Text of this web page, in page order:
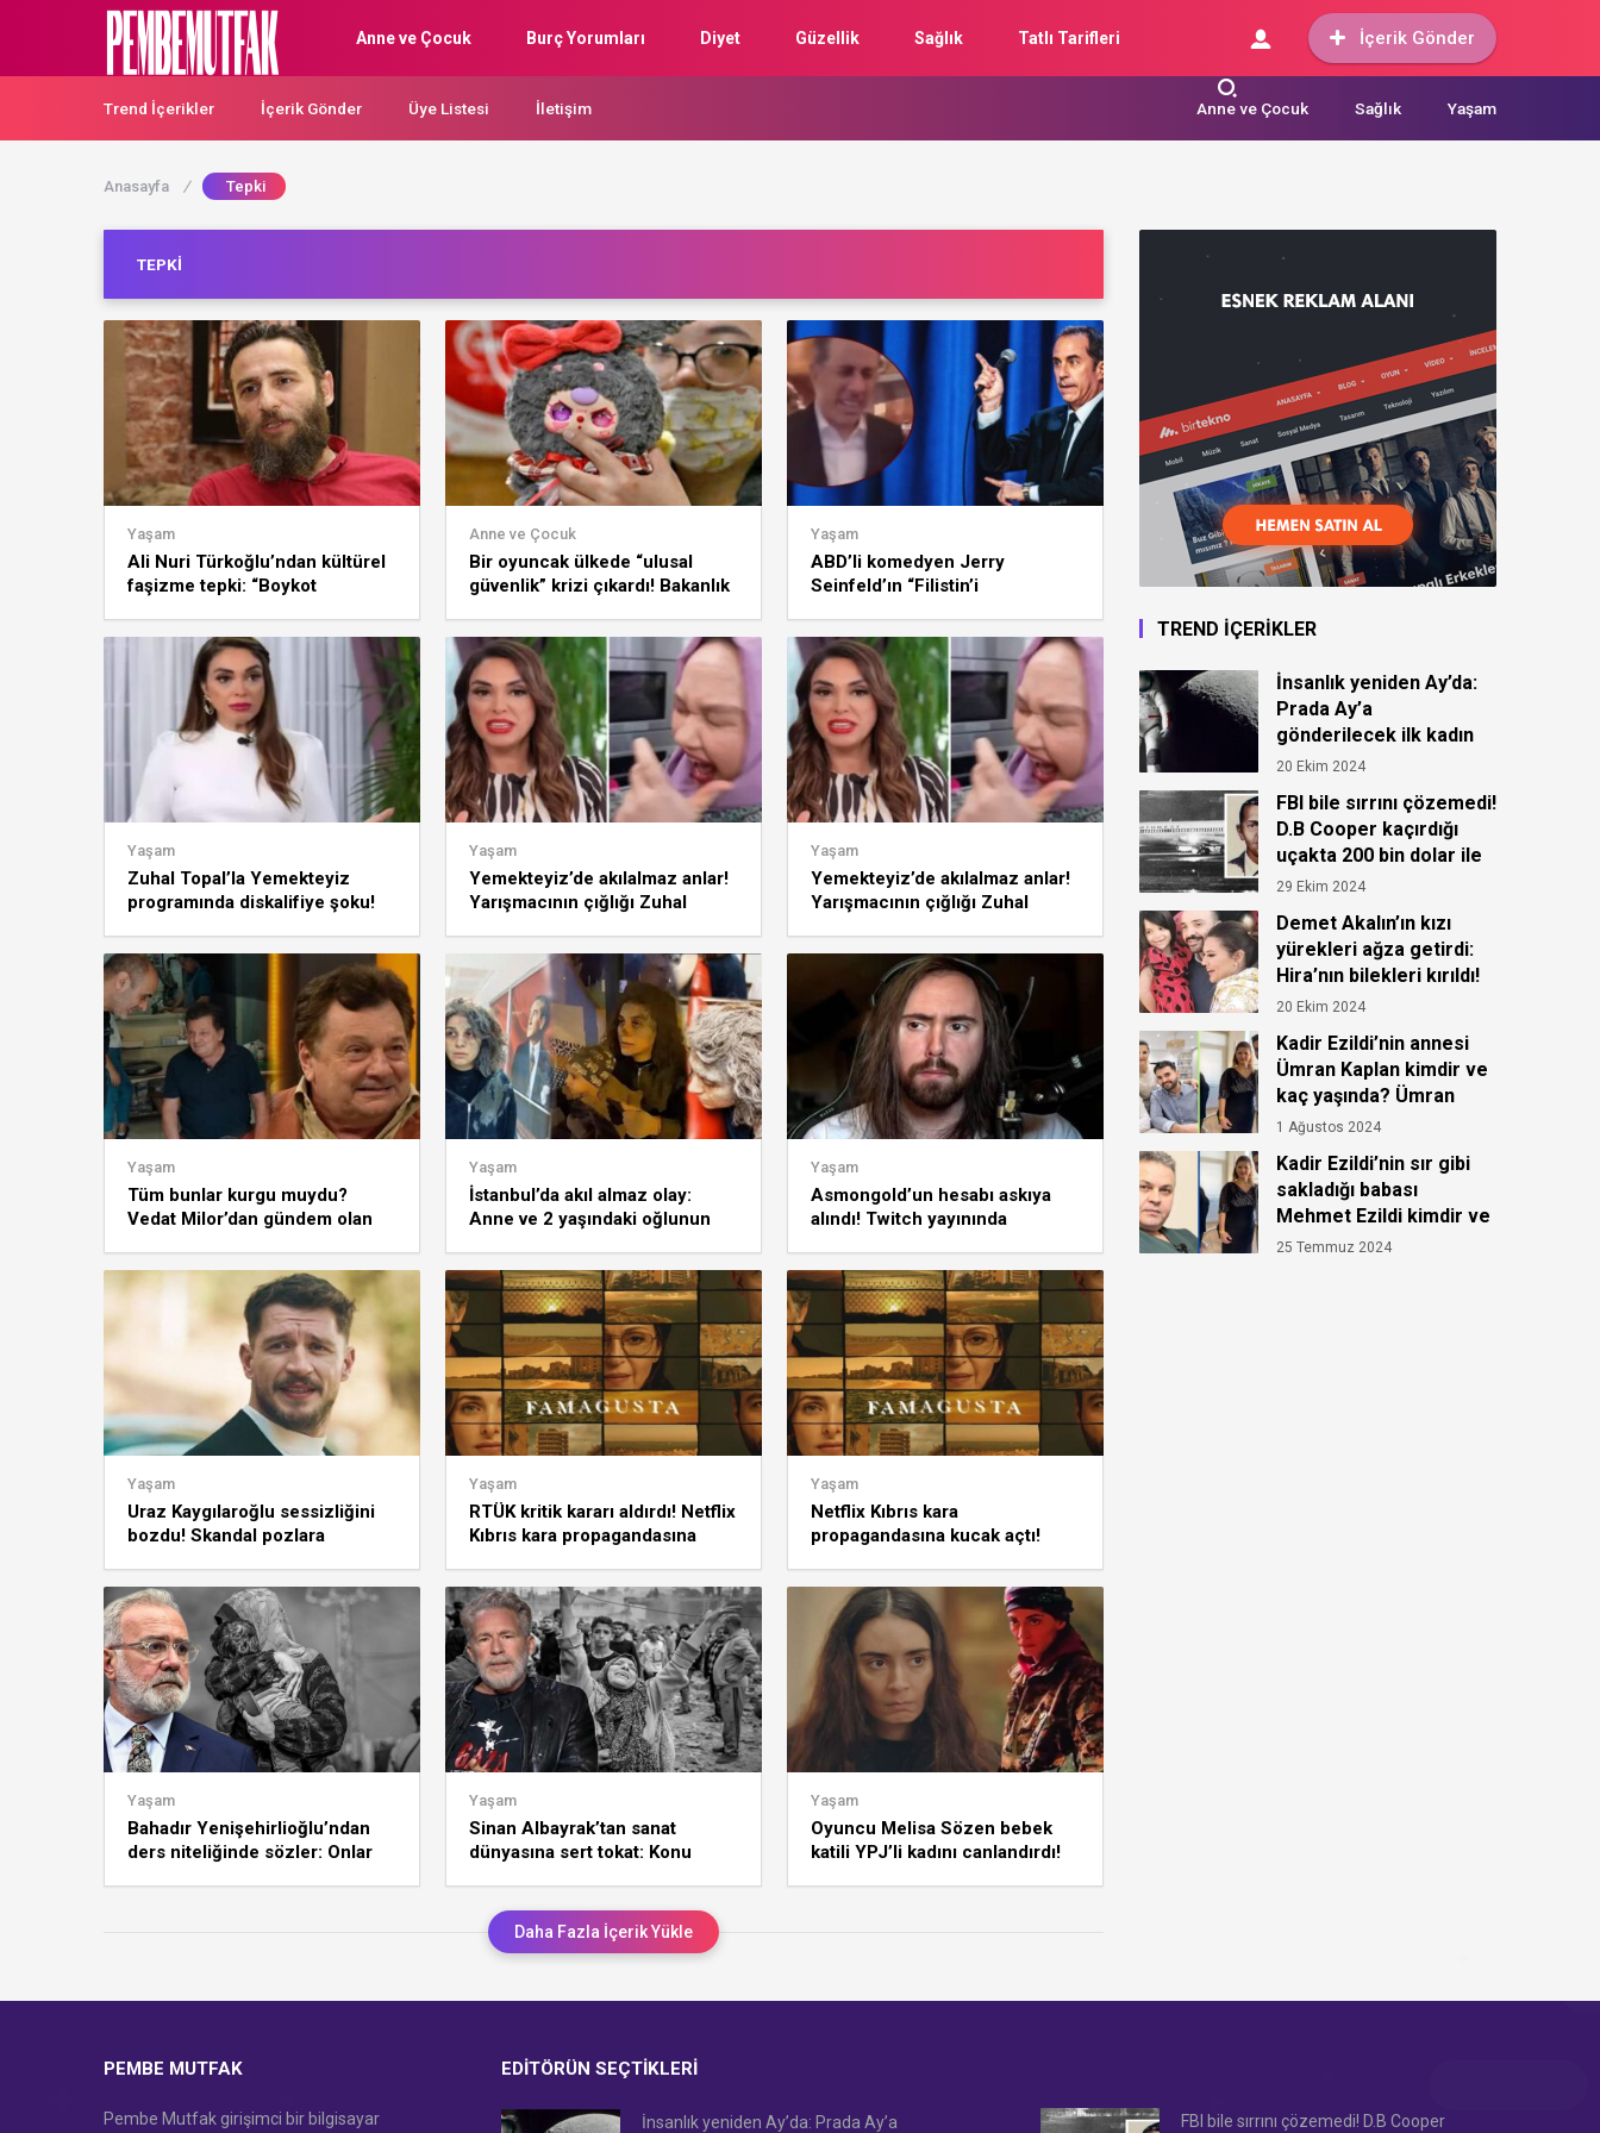
Anne ve Çocuk Burç Yorumları Diyet Güzellik Sağlık Tatlı Tarifleri İçerik Gönder
Trend İçerikler İçerik Gönder Üye Listesi İletişim Anne ve Çocuk Sağlık Yaşam
Anasayfa / Tepki
TEPKI
Yaşam
Ali Nuri Türkoğlu’ndan kültürel
faşizme tepki: “Boykot
Anne ve Çocuk
Bir oyuncak ülkede “ulusal
güvenlik” krizi çıkardı! Bakanlık
Yaşam
ABD’li komedyen Jerry
Seinfeld’ın “Filistin’i
topladı!
Yaşam
Zuhal Topal’la Yemekteyiz
programında diskalifiye şoku!
Yaşam
Yemekteyiz’de akılalmaz anlar!
Yarışmacının çığlığı Zuhal
yaşındasın…
Yaşam
Yemekteyiz’de akılalmaz anlar!
Yarışmacının çığlığı Zuhal
yaşındasın…
Yaşam
Tüm bunlar kurgu muydu?
Vedat Milor’dan gündem olan
Yaşam
İstanbul’da akıl almaz olay:
Anne ve 2 yaşındaki oğlunun
Yaşam
Asmongold’un hesabı askıya
alındı! Twitch yayınında
sarf etti
Yaşam
Uraz Kaygılaroğlu sessizliğini
bozdu! Skandal pozlara
güvenliğim yok!
Yaşam
RTÜK kritik kararı aldırdı! Netflix
Kıbrıs kara propagandasına
Yaşam
Netflix Kıbrıs kara
propagandasına kucak açtı!
tuttu
Yaşam
Bahadır Yenişehirlioğlu’ndan
ders niteliğinde sözler: Onlar
Yaşam
Sinan Albayrak’tan sanat
dünyasına sert tokat: Konu
Yaşam
Oyuncu Melisa Sözen bebek
katili YPJ’li kadını canlandırdı!
Daha Fazla İçerik Yükle
TREND İÇERİKLER
İnsanlık yeniden Ay’da:
Prada Ay’a
gönderilecek ilk kadın
astronot için kıyafet
20 Ekim 2024
FBI bile sırrını çözemedi!
D.B Cooper kaçırdığı
uçakta 200 bin dolar ile
ortadan kayboldu!
29 Ekim 2024
Demet Akalın’ın kızı
yürekleri ağza getirdi:
Hira’nın bilekleri kırıldı!
20 Ekim 2024
Kadir Ezildi’nin annesi
Ümran Kaplan kimdir ve
kaç yaşında? Ümran
Kaplan’ın hastalığı ne?
1 Ağustos 2024
Kadir Ezildi’nin sır gibi
sakladığı babası
Mehmet Ezildi kimdir ve
kaç yaşında?
25 Temmuz 2024
PEMBE MUTFAK
Pembe Mutfak girişimci bir bilgisayar
EDITÖRÜN SEÇTIKLERI
İnsanlık yeniden Ay’da: Prada Ay’a FBI bile sırrını çözemedi! D.B Cooper